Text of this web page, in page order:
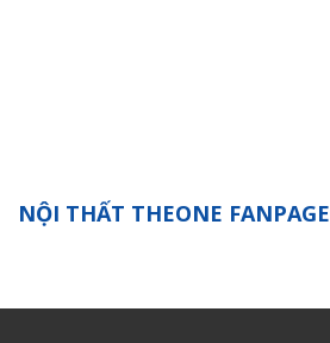
NỘI THẤT THEONE FANPAGE